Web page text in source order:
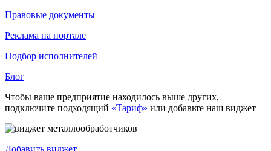
Правовые документы
Реклама на портале
Подбор исполнителей
Блог
Чтобы ваше предприятие находилось выше других,
подключите подходящий «Тариф» или добавьте наш виджет
Добавить виджет